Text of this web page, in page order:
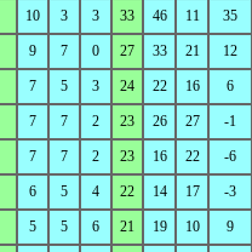
10 3 3 33 46 11 35
9 7 0 27 33 21 12
7 5 3 24 22 16 6
7 7 2 23 26 27 -1
7 7 2 23 16 22 -6
6 5 4 22 14 17 -3
5 5 6 21 19 10 9